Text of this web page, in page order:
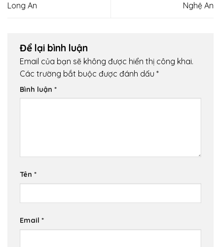
Long An
Nghệ An
Để lại bình luận
Email của bạn sẽ không được hiển thị công khai.
Các trường bắt buộc được đánh dấu *
Bình luận *
Tên *
Email *